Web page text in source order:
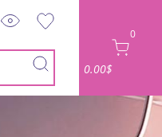
0
0.00$